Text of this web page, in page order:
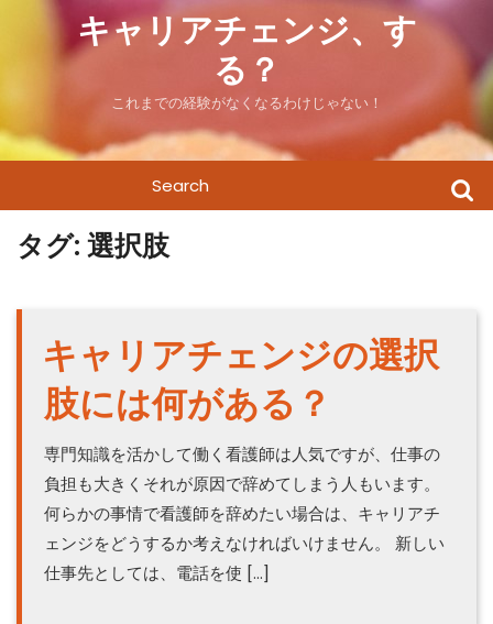
content
キャリアチェンジ、す
る？
これまでの経験がなくなるわけじゃない！
for:
タグ: 選択肢
キャリアチェンジの選択
肢には何がある？
専門知識を活かして働く看護師は人気ですが、仕事の
負担も大きくそれが原因で辞めてしまう人もいます。
何らかの事情で看護師を辞めたい場合は、キャリアチ
ェンジをどうするか考えなければいけません。 新しい
仕事先としては、電話を使 […]